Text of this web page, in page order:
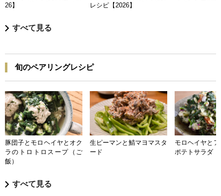
26】
レシピ【2026】
すべて見る
旬のペアリングレシピ
豚団子とモロヘイヤとオク
ラのトロトロスープ（ご
飯）
生ピーマンと鯖マヨマスタ
ード
モロヘイヤと
ポテトサラダ
すべて見る